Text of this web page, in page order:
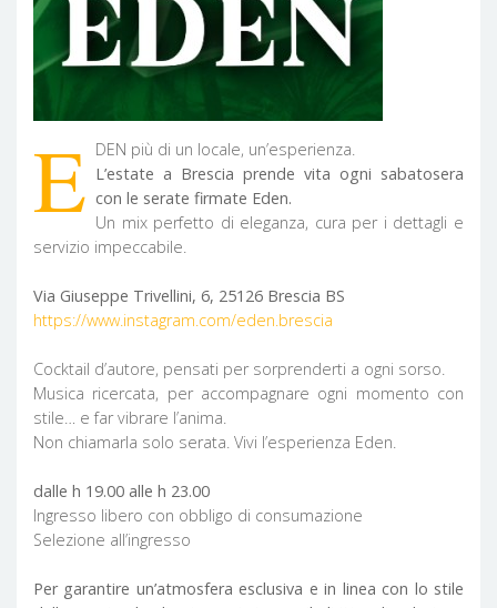
E DEN più di un locale, un’esperienza.
L’estate a Brescia prende vita ogni sabatosera
con le serate firmate Eden.
Un mix perfetto di eleganza, cura per i dettagli e
servizio impeccabile.
Via Giuseppe Trivellini, 6, 25126 Brescia BS
https://www.instagram.com/eden.brescia
Cocktail d’autore, pensati per sorprenderti a ogni sorso.
Musica ricercata, per accompagnare ogni momento con
stile… e far vibrare l’anima.
Non chiamarla solo serata. Vivi l’esperienza Eden.
dalle h 19.00 alle h 23.00
Ingresso libero con obbligo di consumazione
Selezione all’ingresso
Per garantire un’atmosfera esclusiva e in linea con lo stile